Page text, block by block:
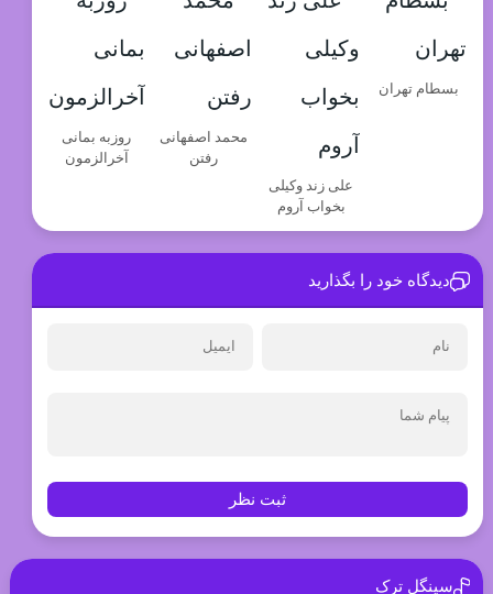
بسطام تهران
علی زند وکیلی
بخواب آروم
محمد اصفهانی
رفتن
روزبه بمانی
آخرالزمون
دیدگاه خود را بگذارید
ثبت نظر
سینگل ترک